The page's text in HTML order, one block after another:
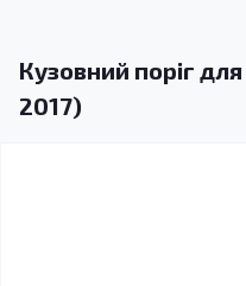
Кузовний поріг
2017)